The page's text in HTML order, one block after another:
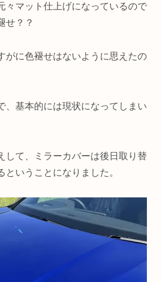
々マット仕上げになっているので
せ？？
がに色褪せはないように思えたの
、基本的には現状になってしまい
して、ミラーカバーは後日取り替
ということになりました。